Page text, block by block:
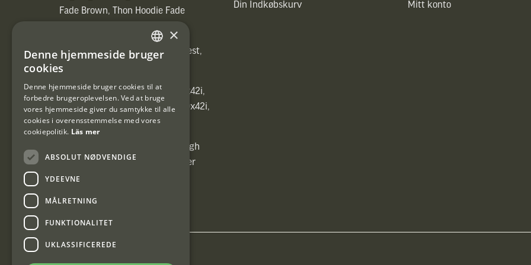
Fade Brown, Thon Hoodie Fade
[ih_use_fallback_field(Heated vest,
Heated vest)]
[ih_use_fallback_field(C6 1,7-10x42i,
6ggr förstoringsväxel!, C6 1,7-10x42i,
6ggr förstoringsväxel!)]
[ih_use_fallback_field(Carrier High
Energy Professional 15kg, Carrier
High Energy Professional 15kg)]
Din Indkøbskurv Mitt konto
SWEDISH
×
Denne hjemmeside bruger
cookies
Denne hjemmeside bruger cookies til at
forbedre brugeroplevelsen. Ved at bruge
vores hjemmeside giver du samtykke til alle
cookies i overensstemmelse med vores
cookiepolitik. Läs mer
ABSOLUT NØDVENDIGE
YDEEVNE
MÅLRETNING
FUNKTIONALITET
UKLASSIFICEREDE